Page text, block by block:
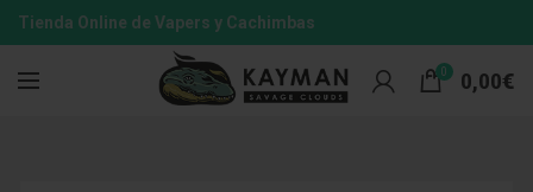
Tienda Online de Vapers y Cachimbas
0 0,00€